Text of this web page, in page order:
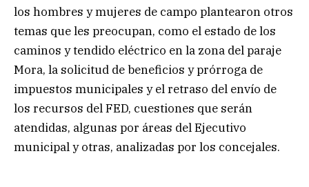
los hombres y mujeres de campo plantearon otros
temas que les preocupan, como el estado de los
caminos y tendido eléctrico en la zona del paraje
Mora, la solicitud de beneficios y prórroga de
impuestos municipales y el retraso del envío de
los recursos del FED, cuestiones que serán
atendidas, algunas por áreas del Ejecutivo
municipal y otras, analizadas por los concejales.